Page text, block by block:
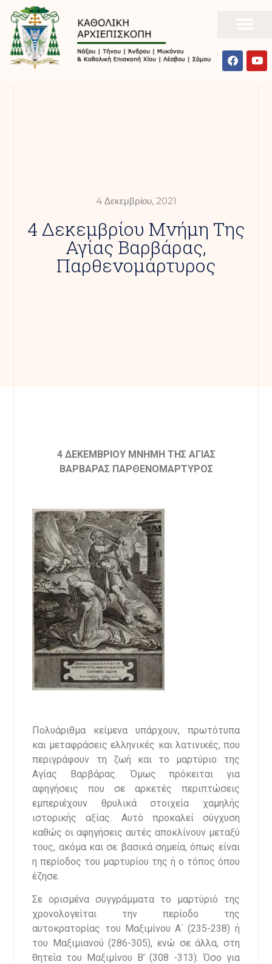
4 Δεκεμβρίου, 2021
4 Δεκεμβρίου Μνήμη Της
Αγίας Βαρβάρας,
Παρθενομάρτυρος
4 ΔΕΚΕΜΒΡΙΟΥ ΜΝΗΜΗ ΤΗΣ ΑΓΙΑΣ
ΒΑΡΒΑΡΑΣ ΠΑΡΘΕΝΟΜΑΡΤΥΡΟΣ
Πολυάριθμα κείμενα υπάρχουν, πρωτότυπα
και μεταφράσεις ελληνικές και λατινικές, που
περιγράφουν τη ζωή και το μαρτύριο της
Αγίας Βαρβάρας. Όμως πρόκειται για
αφηγήσεις που σε αρκετές περιπτώσεις
εμπεριέχουν θρυλικά στοιχεία χαμηλής
ιστορικής αξίας. Αυτό προκαλεί σύγχυση
καθώς οι αφηγήσεις αυτές αποκλίνουν μεταξύ
τους, ακόμα και σε βασικά σημεία, όπως είναι
η περίοδος του μαρτυρίου της ή ο τόπος όπου
έζησε.
Σε ορισμένα συγγράμματα το μαρτύριό της
χρονολογείται την περίοδο της
αυτοκρατορίας του Μαξιμίνου Α΄ (235-238) ή
του Μαξιμιανού (286-305), ενώ σε άλλα, στη
θητεία του Μαξιμίνου Β’ (308 -313). Όσο για